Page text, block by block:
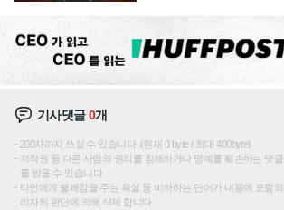
기사댓글0개
200자까지 쓰실 수 있습니다. (현재 0 byte / 최대 400byte)
저작권 등 다른 사람의 권리를 침해하거나 명예를 훼손하는 댓
를 받을 수 있습니다.
타인에게 불쾌감을 주는 욕설 등 비하하는 단어가 내용에 포함
리자의 판단에 의해 삭제 합니다.